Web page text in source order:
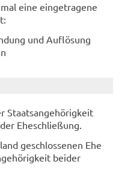
eine eingetragene
und Auflösung
Staatsangehörigkeit
Eheschließung.
geschlossenen Ehe
beider